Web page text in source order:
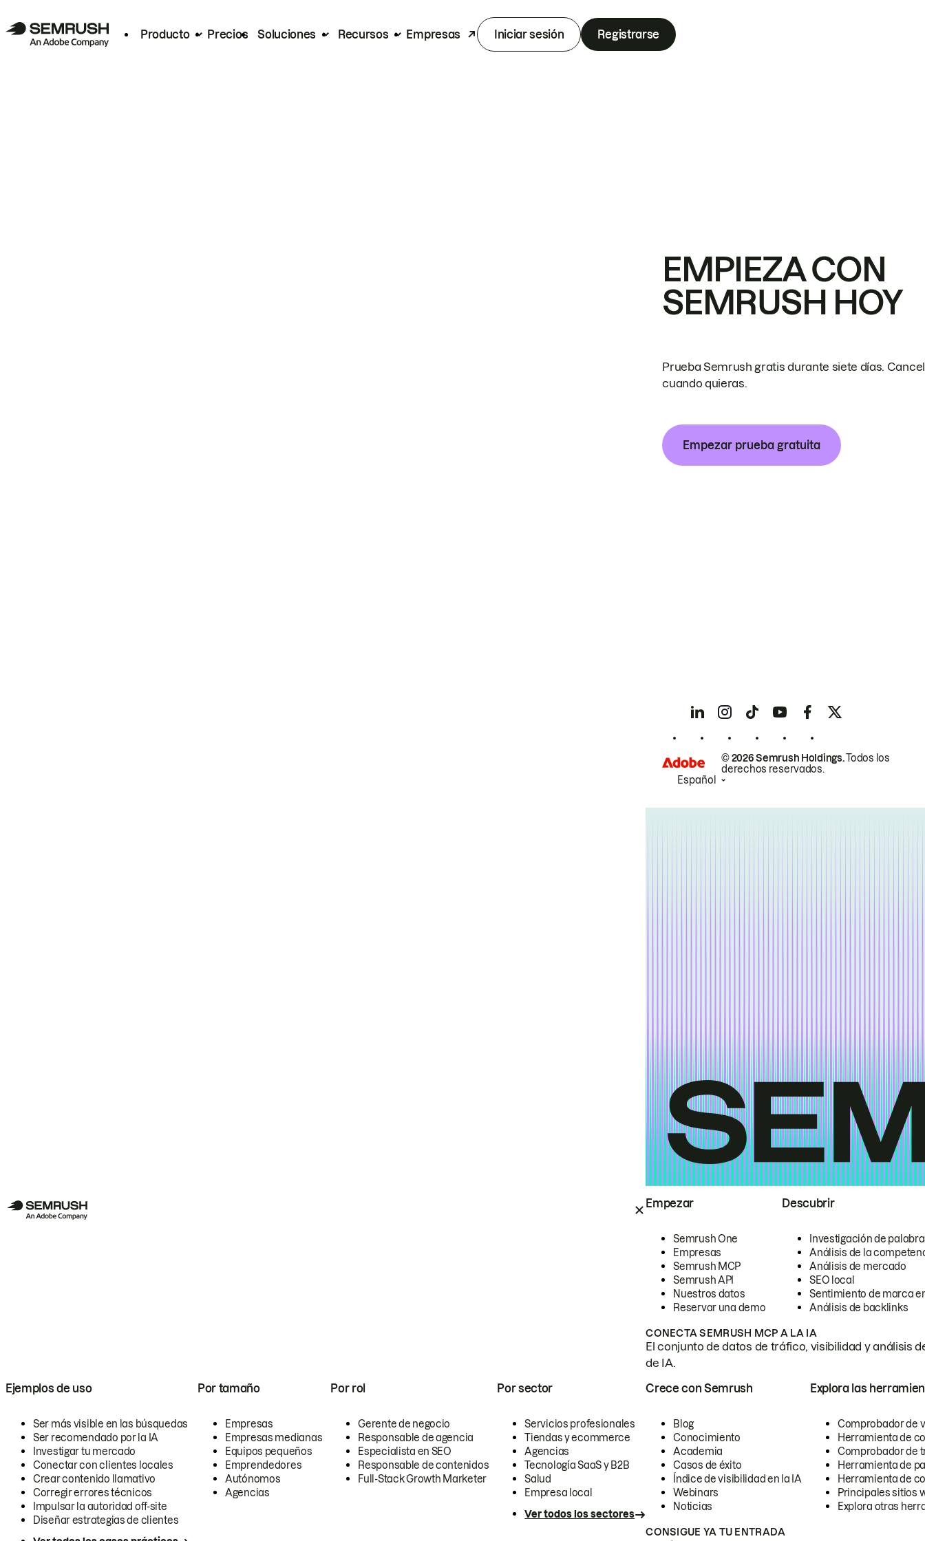
Producto Precios Soluciones Recursos Empresas Iniciar sesión Registrarse
Empezar
Semrush One
Empresas
Semrush MCP
Semrush API
Nuestros datos
Reservar una demo
Descubrir
Investigación de
Análisis de la
Análisis de mercado
SEO local
Sentimiento de marca
Análisis de backlinks
CONECTA SEMRUSH MCP A LA IA
El conjunto de datos de tráfico, visibilidad y análisis
de IA.
Ejemplos de uso
Ser más visible en las búsquedas
Ser recomendado por la IA
Investigar tu mercado
Conectar con clientes locales
Crear contenido llamativo
Corregir errores técnicos
Impulsar la autoridad off-site
Diseñar estrategias de clientes
Por tamaño
Empresas
Empresas medianas
Equipos pequeños
Emprendedores
Autónomos
Agencias
Por rol
Gerente de negocio
Responsable de agencia
Especialista en SEO
Responsable de contenidos
Full-Stack Growth Marketer
Por sector
Servicios profesionales
Tiendas y ecommerce
Agencias
Tecnología SaaS y B2B
Salud
Empresa local
Ver todos los sectores
Crece con Semrush
Blog
Conocimiento
Academia
Casos de éxito
Índice de visibilidad en la IA
Webinars
Noticias
Explora las
Comprobador de
Herramienta de
Comprobador de
Herramienta de
Herramienta de
Principales sitios
Explora otras
CONSIGUE YA TU ENTRADA
EMPIEZA CON
SEMRUSH HOY
Prueba Semrush gratis durante siete días.
cuando quieras.
Empezar prueba gratuita
© 2026 Semrush Holdings.Todos los
derechos reservados.
Español